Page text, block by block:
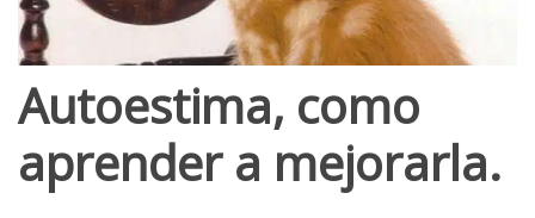
Autoestima, como
aprender a mejorarla.